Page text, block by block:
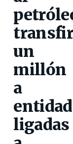
un
millón
a
ligadas